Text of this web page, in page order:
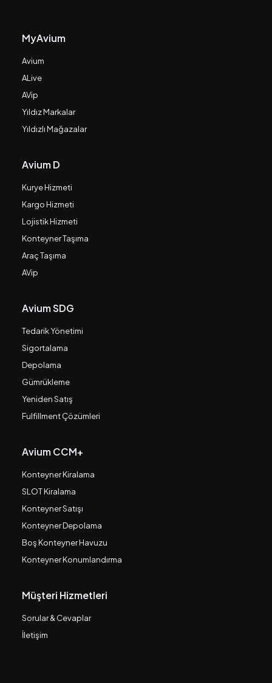
MyAvium
Avium
ALive
AVip
Yıldız Markalar
Yıldızlı Mağazalar
Avium D
Kurye Hizmeti
Kargo Hizmeti
Lojistik Hizmeti
Konteyner Taşıma
Araç Taşıma
AVip
Avium SDG
Tedarik Yönetimi
Sigortalama
Depolama
Gümrükleme
Yeniden Satış
Fulfillment Çözümleri
Avium CCM+
Konteyner Kiralama
SLOT Kiralama
Konteyner Satışı
Konteyner Depolama
Boş Konteyner Havuzu
Konteyner Konumlandırma
Müşteri Hizmetleri
Sorular & Cevaplar
İletişim